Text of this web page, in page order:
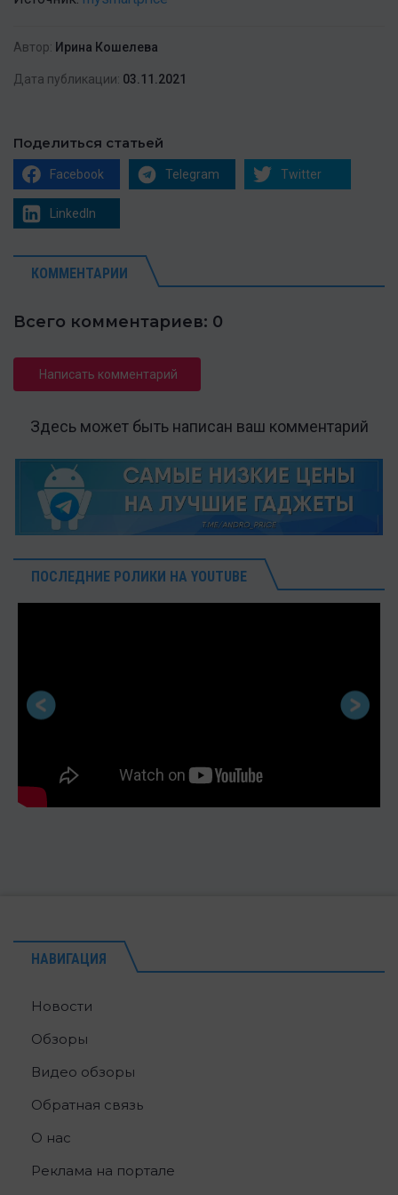
Автор: Ирина Кошелева
Дата публикации: 03.11.2021
Поделиться статьей
Facebook Telegram Twitter
LinkedIn
КОММЕНТАРИИ
Всего комментариев: 0
Написать комментарий
Здесь может быть написан ваш комментарий
ПОСЛЕДНИЕ РОЛИКИ НА YOUTUBE
НАВИГАЦИЯ
Новости
Обзоры
Видео обзоры
Обратная связь
О нас
Реклама на портале